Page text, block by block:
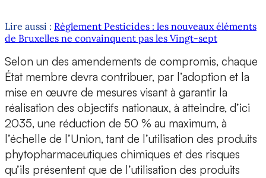
Lire aussi : Règlement Pesticides : les nouveaux éléments
de Bruxelles ne convainquent pas les Vingt-sept
Selon un des amendements de compromis, chaque
État membre devra contribuer, par l’adoption et la
mise en œuvre de mesures visant à garantir la
réalisation des objectifs nationaux, à atteindre, d’ici
2035, une réduction de 50 % au maximum, à
l’échelle de l’Union, tant de l’utilisation des produits
phytopharmaceutiques chimiques et des risques
qu’ils présentent que de l’utilisation des produits